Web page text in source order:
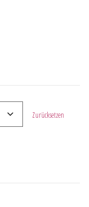
Zurücksetzen